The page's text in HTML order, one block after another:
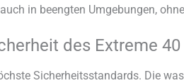
in beengten Umgebungen,
des Extreme 40
Sicherheitsstandards. Die